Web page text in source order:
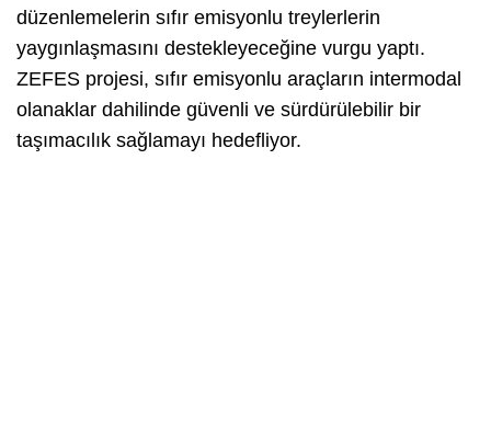
düzenlemelerin sıfır emisyonlu treylerlerin
yaygınlaşmasını destekleyeceğine vurgu yaptı.
ZEFES projesi, sıfır emisyonlu araçların intermodal
olanaklar dahilinde güvenli ve sürdürülebilir bir
taşımacılık sağlamayı hedefliyor.